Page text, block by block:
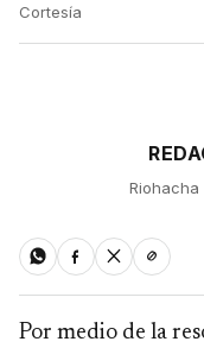
Cortesía
Riohacha
Por medio de la